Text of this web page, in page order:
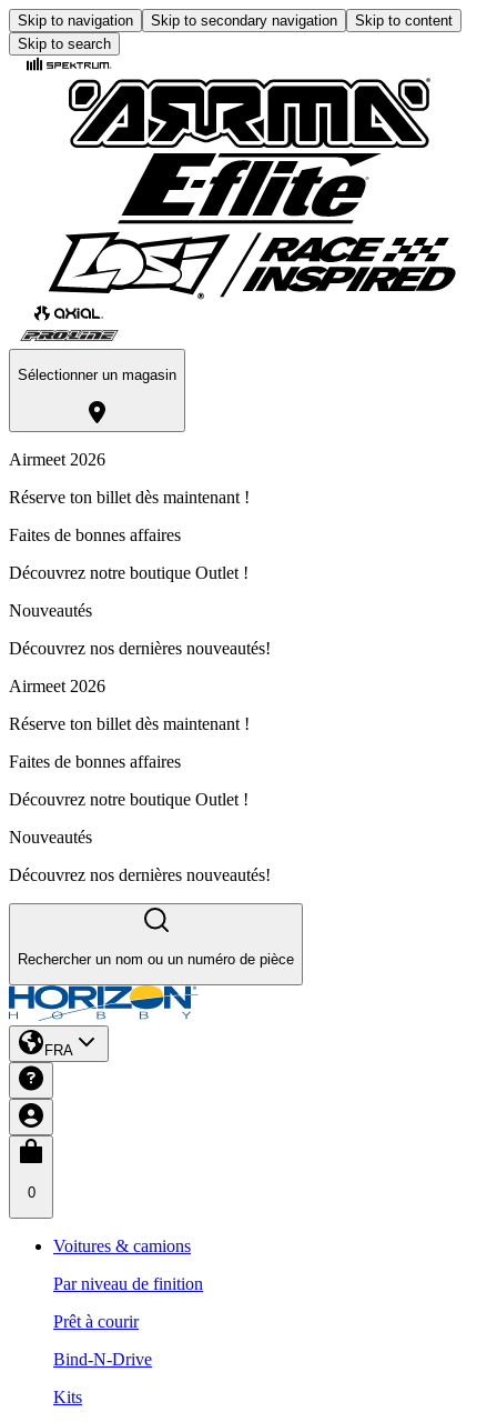
Skip to navigation Skip to secondary navigation
Skip to content
Skip to search
Sélectionner un magasin
Airmeet 2026
Réserve ton billet dès maintenant !
Faites de bonnes affaires
Découvrez notre boutique Outlet !
Nouveautés
Découvrez nos dernières nouveautés!
Airmeet 2026
Réserve ton billet dès maintenant !
Faites de bonnes affaires
Découvrez notre boutique Outlet !
Nouveautés
Découvrez nos dernières nouveautés!
Rechercher un nom ou un numéro de pièce
FRA
0
Voitures & camions
Par niveau de finition
Prêt à courir
Bind-N-Drive
Kits